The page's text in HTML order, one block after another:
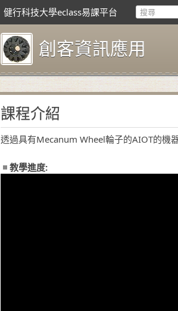
健行科技大學eclass易課平台
創客資訊應用
課程介紹
透過具有Mecanum Wheel輪子的AIOT的機
教學進度: